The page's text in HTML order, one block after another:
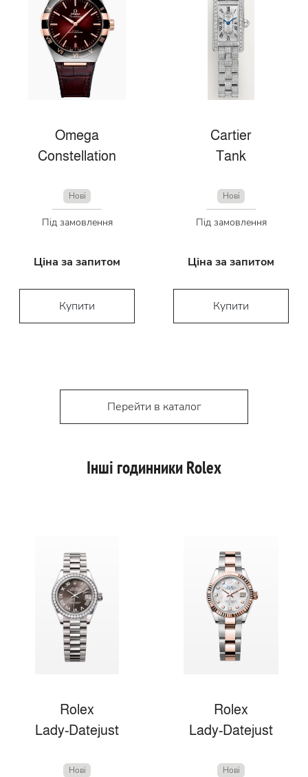
Omega
Constellation
Нові
Під замовлення
Ціна за запитом
Купити
Cartier
Tank
Нові
Під замовлення
Ціна за запитом
Купити
Перейти в каталог
Інші годинники Rolex
Rolex
Lady-Datejust
Нові
Rolex
Lady-Datejust
Нові